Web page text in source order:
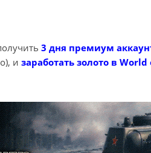
3 дня премиум
изаработать золото в